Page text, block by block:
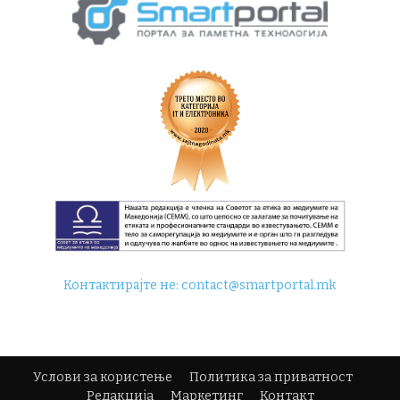
Контактирајте не:contact@smartportal.mk
Услови за користење
Политика за приватност
Редакција
Маркетинг Контакт